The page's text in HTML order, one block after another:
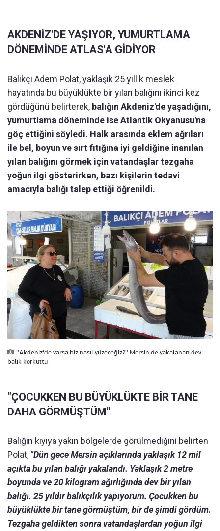
AKDENİZ'DE YAŞIYOR, YUMURTLAMA
DÖNEMİNDE ATLAS'A GİDİYOR
Balıkçı Adem Polat, yaklaşık 25 yıllık meslek
hayatında bu büyüklükte bir yılan balığını ikinci kez
gördüğünü belirterek, balığın Akdeniz'de yaşadığını,
yumurtlama döneminde ise Atlantik Okyanusu'na
göç ettiğini söyledi. Halk arasında eklem ağrıları
ile bel, boyun ve sırt fıtığına iyi geldiğine inanılan
yılan balığını görmek için vatandaşlar tezgaha
yoğun ilgi gösterirken, bazı kişilerin tedavi
amacıyla balığı talep ettiği öğrenildi.
"Akdeniz'de varsa biz nasıl yüzeceğiz?" Mersin'de yakalanan dev
balık korkuttu
"ÇOCUKKEN BU BÜYÜKLÜKTE BİR TANE
DAHA GÖRMÜŞTÜM"
Balığın kıyıya yakın bölgelerde görülmediğini belirten
Polat, "Dün gece Mersin açıklarında yaklaşık 12 mil
açıkta bu yılan balığı yakalandı. Yaklaşık 2 metre
boyunda ve 20 kilogram ağırlığında dev bir yılan
balığı. 25 yıldır balıkçılık yapıyorum. Çocukken bu
büyüklükte bir tane görmüştüm, bir de şimdi gördüm.
Tezgaha geldikten sonra vatandaşlardan yoğun ilgi